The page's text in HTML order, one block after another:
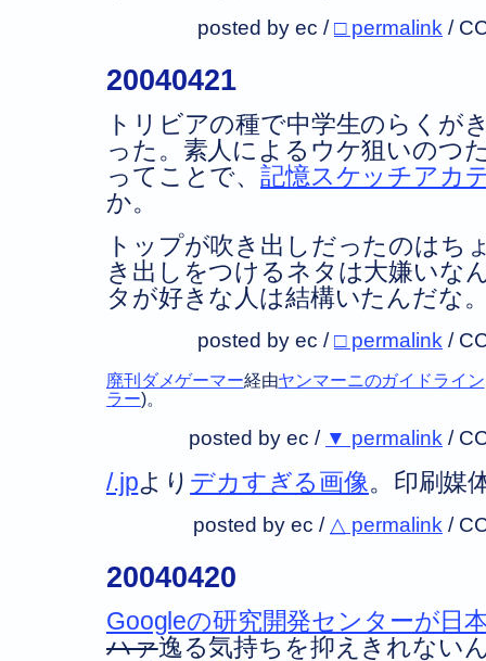
posted by ec /□ permalink /
20040421
トリビアの種で中学生のらくが
った。素人によるウケ狙いのつ
ってことで、記憶スケッチアカ
か。
トップが吹き出しだったのはち
き出しをつけるネタは大嫌いな
タが好きな人は結構いたんだな
posted by ec /□ permalink /
廃刊ダメゲーマー経由ヤンマーニのガイドライン
ラー)。
posted by ec / ▼ permalink /
/.jpより デカすぎる画像。印刷媒
posted by ec / △ permalink /
20040420
Googleの研究開発センターが日
ハァ逸る気持ちを抑えきれない